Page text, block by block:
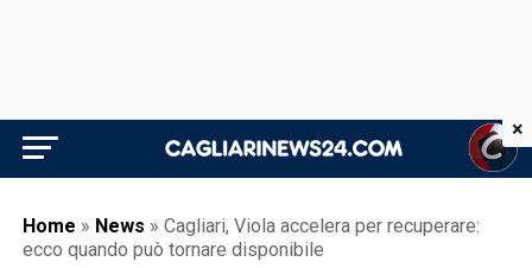
Home » News » Cagliari, Viola accelera per recuperare:
ecco quando può tornare disponibile
×